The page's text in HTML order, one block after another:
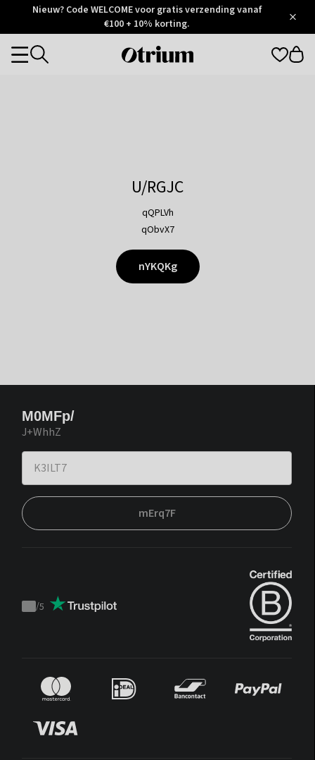
Otrium
Trustpilot
Nieuw? Code WELCOME voor gratis verzending vanaf
€100 + 10% korting.
Otrium
Categories
U/RGJC
qQPLVh
qObvX7
nYKQKg
M0MFp/
J+WhhZ
mErq7F
Trustpilot
/5